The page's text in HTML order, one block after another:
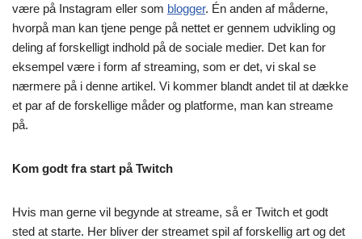
være på Instagram eller som blogger. Én anden af måderne,
hvorpå man kan tjene penge på nettet er gennem udvikling og
deling af forskelligt indhold på de sociale medier. Det kan for
eksempel være i form af streaming, som er det, vi skal se
nærmere på i denne artikel. Vi kommer blandt andet til at dække
et par af de forskellige måder og platforme, man kan streame
på.
Kom godt fra start på Twitch
Hvis man gerne vil begynde at streame, så er Twitch et godt
sted at starte. Her bliver der streamet spil af forskellig art og det